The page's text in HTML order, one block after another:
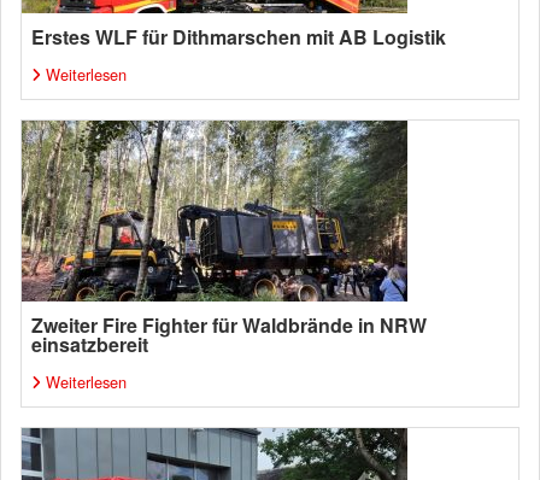
Erstes WLF für Dithmarschen mit AB Logistik
Weiterlesen
Zweiter Fire Fighter für Waldbrände in NRW
einsatzbereit
Weiterlesen